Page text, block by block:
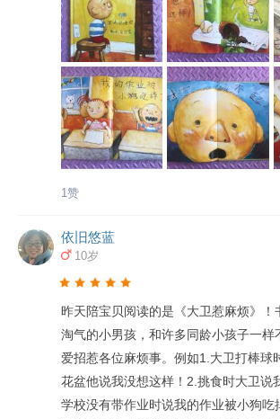
卫那样，在宽容的环境里成长，做一个
同时又明辨是非的宝宝。
1赞
依旧悠蓝
10岁
昨天陪宝贝阅读的是《大卫惹麻烦》！
淘气的小男孩，和许多同龄小孩子一样
爱招惹各位麻烦事。例如1.大卫打棒球
花盆他说我没想这样！2.挑食时大卫说
学校没有带作业时说我的作业被小狗吃